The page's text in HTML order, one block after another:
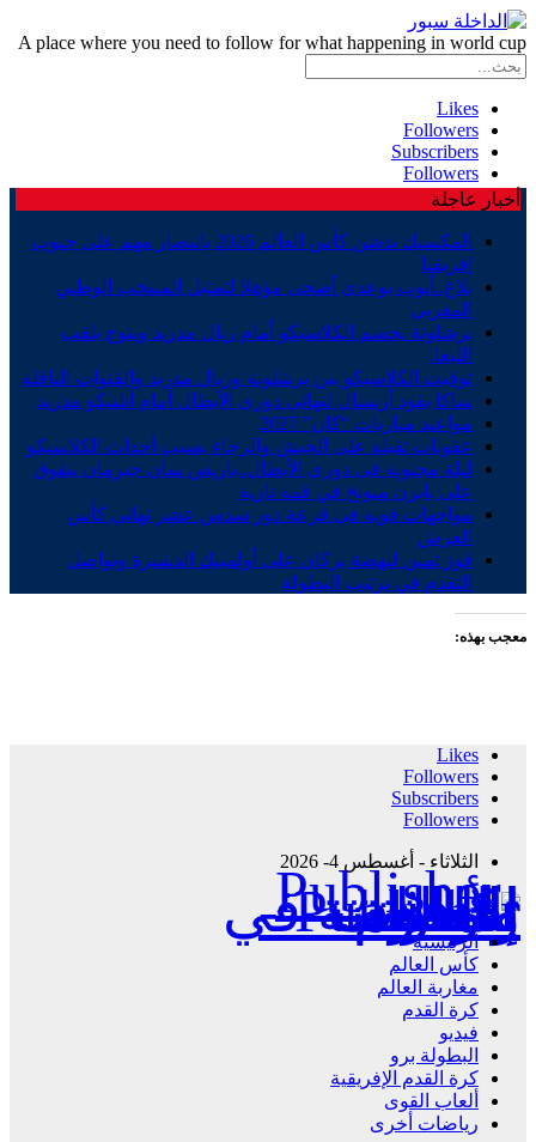
A place where you need to follow for what happening in world cup
Likes
Followers
Subscribers
Followers
أخبار عاجلة
المكسيك تدشن كأس العالم 2026 بانتصار مهم على جنوب
إفريقيا
بلاغ..أيوب بوعدي أضحى مؤهلا لتمثيل المنتخب الوطني
المغربي
برشلونة يحسم الكلاسيكو أمام ريال مدريد ويتوج بلقب
الليغا.
توقيت الكلاسيكو بين برشلونة وريال مدريد والقنوات الناقلة
ساكا يقود أرسنال لنهائي دوري الأبطال أمام أتلتيكو مدريد
مواعيد مباريات “كان” 2027
عقوبات ثقيلة على الجيش والرجاء بسبب أحداث الكلاسيكو
ليلة مجنونة في دوري الأبطال..باريس سان جيرمان يتفوق
على بايرن ميونخ في قمة نارية
مواجهات قوية في قرعة دور سدس عشر نهائي كأس
العرش
فوز ثمين لنهضة بركان على أولمبيك الدشيرة وتواصل
التقدم في ترتيب البطولة
معجب بهذه:
Likes
Followers
Subscribers
Followers
الثلاثاء - أغسطس 4- 2026
Publisher - تغطية إخبارية لكافة الأحداث الرياضية في المغرب والعالم.
الرئيسية
كأس العالم
مغاربة العالم
كرة القدم
فيديو
البطولة برو
كرة القدم الإفريقية
ألعاب القوى
رياضات أخرى